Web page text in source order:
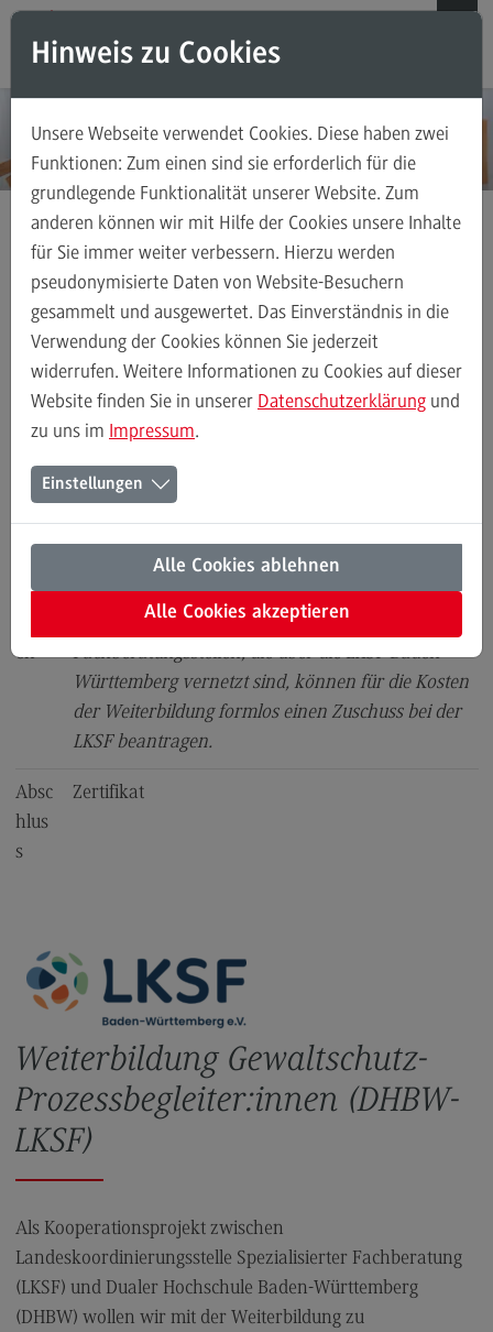
Direkt zum Inhalt
Direkt zum Hauptmenu
Direkt zum Footer
Weiterbildungsangebote für Einzelpersonen
Weiterbildungsangebote für Einzelpersonen
Weiterbildungsarten
FAQ
Kontakt
Weiterbildungsangebote für Unternehmen
Weiterbildungsarten
Aktuelle Themenschwerpunkte
Digitalisierung
Gesundheit
Ingenieurwesen
FAQ für Einzelpersonen
Satzungen
Die Hochschule
DHBW CAS Masterangebot
(External link)
DHBW
(External link)
Gewaltschutz LKSF
Ter
min(
10.04.2025 – 15.04.2026
Mehrere Veranstaltungsblöcke, Gesamtaufwand
14 Tage
Vera
tung
11 Tage Präsenz-Seminar: DHBW Stuttgart
genaue Aufteilung siehe unten
en
2.300 € (inkl. Umsatzsteuer)
Fachberatungsstellen, die über die LKSF Baden-
Württemberg vernetzt sind, können für die Kosten
der Weiterbildung formlos einen Zuschuss bei der
LKSF beantragen.
Absc
hlus
s
Zertifikat
Weiterbildung Gewaltschutz-
Prozessbegleiter:innen (DHBW-
LKSF)
Als Kooperationsprojekt zwischen
Landeskoordinierungsstelle Spezialisierter Fachberatung
(LKSF) und Dualer Hochschule Baden-Württemberg
(DHBW) wollen wir mit der Weiterbildung zu
Hinweis zu Cookies
Unsere Webseite verwendet Cookies. Diese haben zwei
Funktionen: Zum einen sind sie erforderlich für die
grundlegende Funktionalität unserer Website. Zum
anderen können wir mit Hilfe der Cookies unsere Inhalte
für Sie immer weiter verbessern. Hierzu werden
pseudonymisierte Daten von Website-Besuchern
gesammelt und ausgewertet. Das Einverständnis in die
Verwendung der Cookies können Sie jederzeit
widerrufen. Weitere Informationen zu Cookies auf dieser
Website finden Sie in unserer Datenschutzerklärung und
zu uns im Impressum.
Einstellungen
Alle Cookies ablehnen
Alle Cookies akzeptieren